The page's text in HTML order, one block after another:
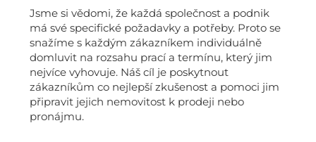
Jsme si vědomi, že každá společnost a podnik
má své specifické požadavky a potřeby. Proto se
snažíme s každým zákazníkem individuálně
domluvit na rozsahu prací a termínu, který jim
nejvíce vyhovuje. Náš cíl je poskytnout
zákazníkům co nejlepší zkušenost a pomoci jim
připravit jejich nemovitost k prodeji nebo
pronájmu.